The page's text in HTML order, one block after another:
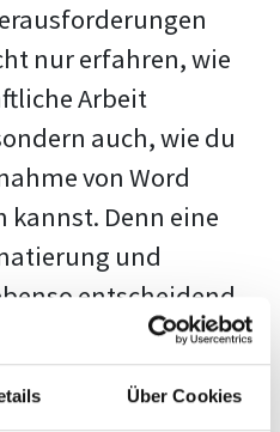
Über Cookies
nur erfahren, wie
Arbeit
auch, wie du
von Word
Denn eine
und
entscheidend
Jeder Prüfer hat
und unsere
dass sie dir